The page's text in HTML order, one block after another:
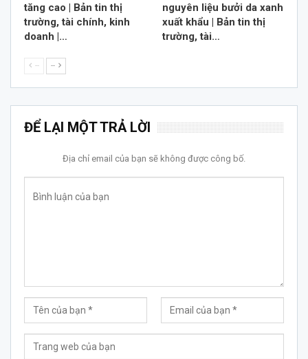
tăng cao | Bản tin thị
trường, tài chính, kinh
doanh |…
nguyên liệu bưởi da xanh
xuất khẩu | Bản tin thị
trường, tài…
-- --
ĐỂ LẠI MỘT TRẢ LỜI
Địa chỉ email của bạn sẽ không được công bố.